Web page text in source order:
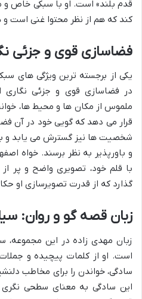
قدم بلند» است. او با سبکی خاص و
کند که هم از نظر محتوا غنی است
فضاسازی قوی و جزئی
یکی از برجسته ترین ویژگی های
در فضاسازی قوی و جزئی
ملموس از مکان ها و محیط ها،
قرار می دهد که گویی خود در آن
شخصیت ها نیز گسترش می یابد و
و باورپذیر به نظر برسند. خواه
با قلم خود، تصویری واضح و پر
گذارد که از قدرت تصویرسازی او
زبان قصه گو و روان:
زبان مهدی زاده در این مجموعه،
است. او از کلمات پیچیده و
سادگی، خواندن را برای مخاطب
این سادگی به معنای سطحی